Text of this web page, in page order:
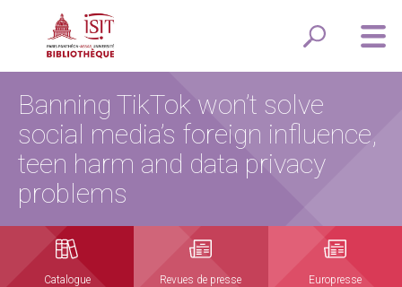
Banning TikTok won’t solve
social media’s foreign influence,
teen harm and data privacy
problems
Catalogue Revues de presse Europresse